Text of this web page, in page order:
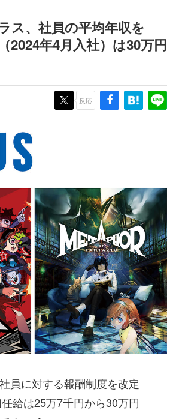
ダム・カム』開発元やチ
ェコのプロ野球選手から
称賛の声
ス、社員の平均年収を
2024年4月入社）は30万円
反応
員に対する報酬制度を改定
給は25万7千円から30万円